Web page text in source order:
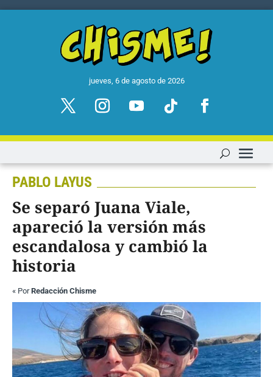
jueves, 6 de agosto de 2026
PABLO LAYUS
Se separó Juana Viale,
apareció la versión más
escandalosa y cambió la
historia
« PorRedacción Chisme